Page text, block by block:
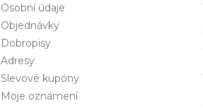
Osobní údaje
Objednávky
Dobropisy
Adresy
Slevové kupóny
Moje oznámení